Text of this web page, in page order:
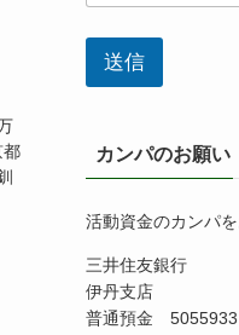
都
送信
カンパのお願い
活動資金のカンパ
三井住友銀行
伊丹支店
普通預金 5055933